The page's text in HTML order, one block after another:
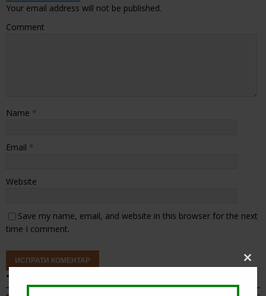
Your email address will not be published.
Comment
Name *
Email *
Website
Save my name, email, and website in this browser for the next
time I comment.
ТИП НА ДЕНОТ
Close